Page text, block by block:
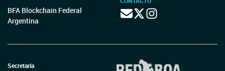
BFA Blockchain Federal
Argentina
Secretaría